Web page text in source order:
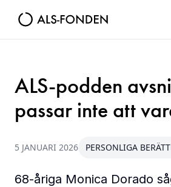
ALS-podden
passar inte att
5 JANUARI 2026 PERSONLIGA
68-åriga Monica Dorado